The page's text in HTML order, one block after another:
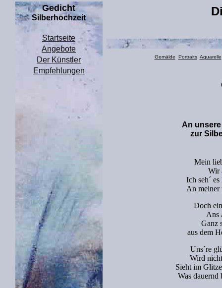
Gedicht
Silberhochzeit
Startseite
Angebote
Der Künstler
Empfehlungen
Gemälde Portraits Aquarelle
An
zur
Mein
Wir
Ich seh´
An meiner
Doch
Ans
Ganz
aus dem
Uns´re
Wird
Sieht im
Was dauernd